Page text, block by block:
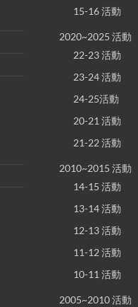
15-16 活動
2020~2025 活動
22-23 活動
23-24 活動
24-25活動
20-21 活動
21-22 活動
2010~2015 活動
14-15 活動
13-14 活動
12-13 活動
11-12 活動
10-11 活動
2005~2010 活動